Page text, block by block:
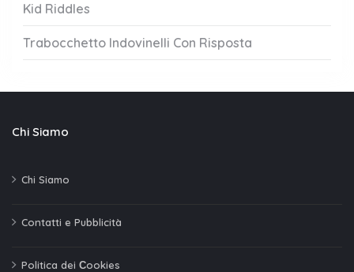
Kid Riddles
Trabocchetto Indovinelli Con Risposta
Chi Siamo
Chi Siamo
Contatti e Pubblicità
Politica dei Сookies